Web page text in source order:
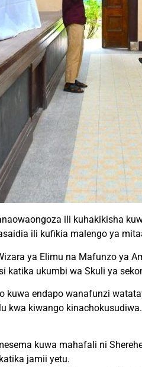
ili kuhakikisha
ili kufikia malengo ya
ya Elimu na Mafunzo ya
katika ukumbi wa Skuli ya
endapo wanafunzi
kwa kiwango kinachokusudiwa.
kuwa mahafali ni
jamii yetu.